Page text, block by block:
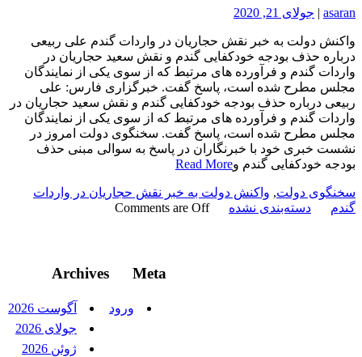
asaran
| جولای 21, 2020
واکنش دولت به خبر نقش حجاریان در واردات گندم علی ربیعی
درباره حذف بودجه خودکفایی گندم و نقش سعید حجاریان در
واردات گندم و فرآورده های مرتبط که از سوی یکی از نمایندگان
مجلس مطرح شده است، پاسخ گفت. خبرگزاری فارس: علی
ربیعی درباره حذف بودجه خودکفایی گندم و نقش سعید حجاریان در
واردات گندم و فرآورده های مرتبط که از سوی یکی از نمایندگان
مجلس مطرح شده است، پاسخ گفت. سخنگوی دولت امروز در
نشست خبری خود با خبرنگاران در پاسخ به سوالی مبنی حذف
بودجه خودکفایی گندم وRead More
سخنگوی دولت, واکنش دولت به خبر نقش حجاریان در واردات
گندم
دسته‌بندی نشده Comments are Off
Archives
آگوست 2026
جولای 2026
ژوئن 2026
Meta
ورود